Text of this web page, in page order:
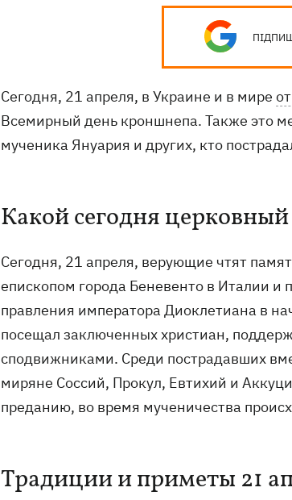
Сегодня, 21 апреля, в Украине и в мире
Всемирный день кроншнепа. Также это
мученика Януария и других, кто
Какой сегодня
Сегодня, 21 апреля, верующие чтят
епископом города Беневенто в Италии и
правления императора Диоклетиана в
посещал заключенных христиан,
сподвижниками. Среди пострадавших
миряне Соссий, Прокул, Евтихий и
преданию, во время мученичества
Традиции и приметы 21